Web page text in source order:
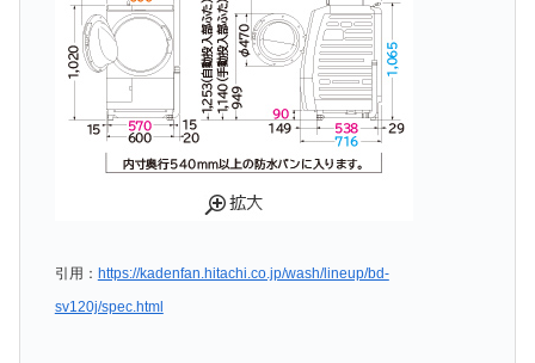
引用： https://kadenfan.hitachi.co.jp/wash/lineup/bd-
sv120j/spec.html